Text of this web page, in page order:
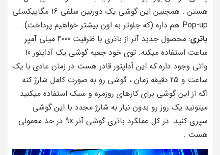
هستن . همچنین این گوشی یک دوربین سلفی 16 مگاپیکسلی
Pop-up هم داره (که جلوتر به اون بیشتر خواهیم پرداخت).
باتری
: محصول جدید آنر از باتری با ظرفیت 4000 میلی آمپر
ساعت استفاده میکنه. توی خود جعبه گوشی یک آداپتور 10
واتی وجود داره که این آداپتور قادر هست در زمان عادی با یک
ساعت و 25 دقیقه زمان ، گوشی رو به صورت کامل شارژ کنه.
اگه از این گوشی برای کارهای روزمره و سبک استفاده میکنید
میتونید یک روز رو بدون نیاز به شارژ مجدد با این گوشی
سپری کنید. در کل عملکرد باتری گوشی آنر 9x در حد معمولی
هست .